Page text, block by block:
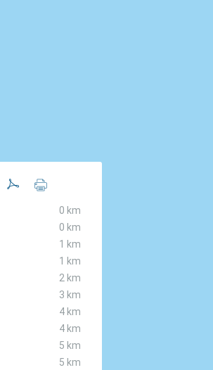
0 km
0 km
1 km
1 km
2 km
3 km
4 km
4 km
5 km
5 km